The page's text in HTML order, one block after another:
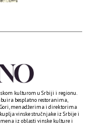
kulturom u Srbiji i regionu.
besplatno restoranima,
menadžerima i direktorima
vinske stručnjake iz Srbije i
iz oblasti vinske kulture i